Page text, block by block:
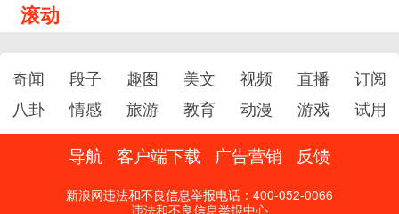
滚动
奇闻 段子 趣图 美文 视频 直播
订阅
八卦
情感 旅游 教育 动漫 游戏 试用
导航 客户端下载 广告营销 反馈
新浪网违法和不良信息举报电话：400-052-0066
违法和不良信息举报中心